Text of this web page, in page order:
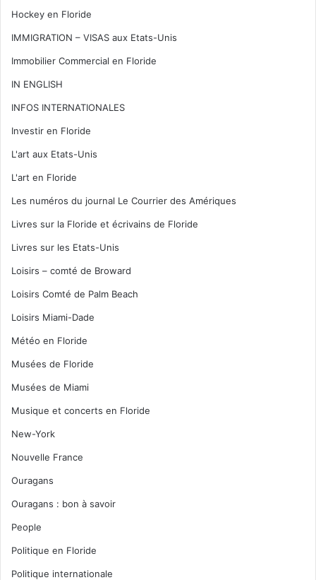
Hockey en Floride
IMMIGRATION – VISAS aux Etats-Unis
Immobilier Commercial en Floride
IN ENGLISH
INFOS INTERNATIONALES
Investir en Floride
L'art aux Etats-Unis
L'art en Floride
Les numéros du journal Le Courrier des Amériques
Livres sur la Floride et écrivains de Floride
Livres sur les Etats-Unis
Loisirs – comté de Broward
Loisirs Comté de Palm Beach
Loisirs Miami-Dade
Météo en Floride
Musées de Floride
Musées de Miami
Musique et concerts en Floride
New-York
Nouvelle France
Ouragans
Ouragans : bon à savoir
People
Politique en Floride
Politique internationale